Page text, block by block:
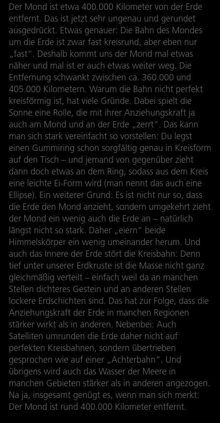
Der Mond ist etwa 400.000 Kilometer von der Erde
entfernt. Das ist jetzt sehr ungenau und gerundet
ausgedrückt. Etwas genauer: Die Bahn des Mondes
um die Erde ist zwar fast kreisrund, aber eben nur
„fast“. Deshalb kommt uns der Mond mal etwas
näher und mal ist er auch etwas weiter weg. Die
Entfernung schwankt zwischen ca. 360.000 und
405.000 Kilometern. Warum die Bahn nicht perfekt
kreisförmig ist, hat viele Gründe. Dabei spielt die
Sonne eine Rolle, die mit ihrer Anziehungskraft ja
auch am Mond und an der Erde „zerrt“. Das kann
man sich stark vereinfacht so vorstellen: Du legst
einen Gummiring schon sorgfältig genau in Kreisform
auf den Tisch – und jemand von gegenüber zieht
dann doch etwas an dem Ring, sodass aus dem Kreis
eine leichte Ei-Form wird (man nennt das auch eine
Ellipse). Ein weiterer Grund: Es ist nicht nur so, dass
die Erde den Mond anzieht, sondern umgekehrt zieht
der Mond ein wenig auch die Erde an – natürlich
längst nicht so stark. Daher „eiern“ beide
Himmelskörper ein wenig umeinander herum. Und
auch das Innere der Erde stört die Kreisbahn: Denn
tief unter unserer Erdkruste ist die Masse nicht ganz
gleichmäßig verteilt – einfach weil da an manchen
Stellen dichteres Gestein und an anderen Stellen
lockere Erdschichten sind. Das hat zur Folge, dass die
Anziehungskraft der Erde in manchen Regionen
stärker wirkt als in anderen. Nebenbei: Auch
Satelliten umrunden die Erde daher nicht auf
perfekten Kreisbahnen, sondern übertrieben
gesprochen wie auf einer „Achterbahn“. Und
übrigens wird auch das Wasser der Meere in
manchen Gebieten stärker als in anderen angezogen.
Na ja, insgesamt genügt es, wenn man sich merkt:
Der Mond ist rund 400.000 Kilometer entfernt.